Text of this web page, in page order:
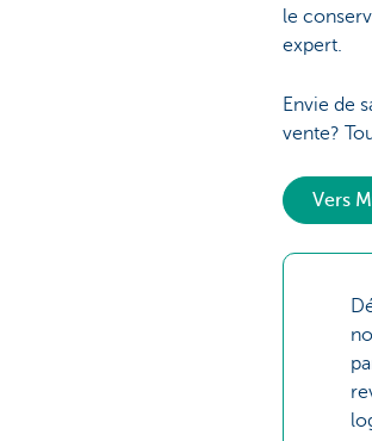
le
expert.
Envie de
vente?
Vers